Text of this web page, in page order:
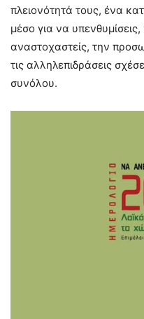
πλειονότητά τους, ένα
μέσο για να
αναστοχαστείς, την
τις αλληλεπιδράσεις
συνόλου.